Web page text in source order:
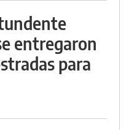
entregaron
para